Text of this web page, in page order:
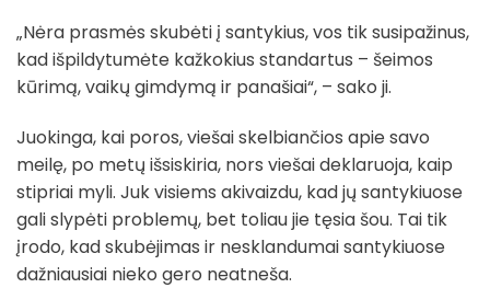
„Nėra prasmės skubėti į santykius, vos tik susipažinus,
kad išpildytumėte kažkokius standartus – šeimos
kūrimą, vaikų gimdymą ir panašiai“, – sako ji.
Juokinga, kai poros, viešai skelbiančios apie savo
meilę, po metų išsiskiria, nors viešai deklaruoja, kaip
stipriai myli. Juk visiems akivaizdu, kad jų santykiuose
gali slypėti problemų, bet toliau jie tęsia šou. Tai tik
įrodo, kad skubėjimas ir nesklandumai santykiuose
dažniausiai nieko gero neatneša.